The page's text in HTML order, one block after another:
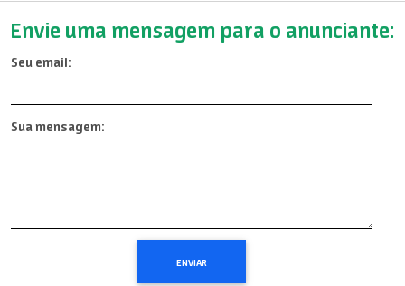
Envie uma mensagem para o anunciante:
Seu email:
Sua mensagem: